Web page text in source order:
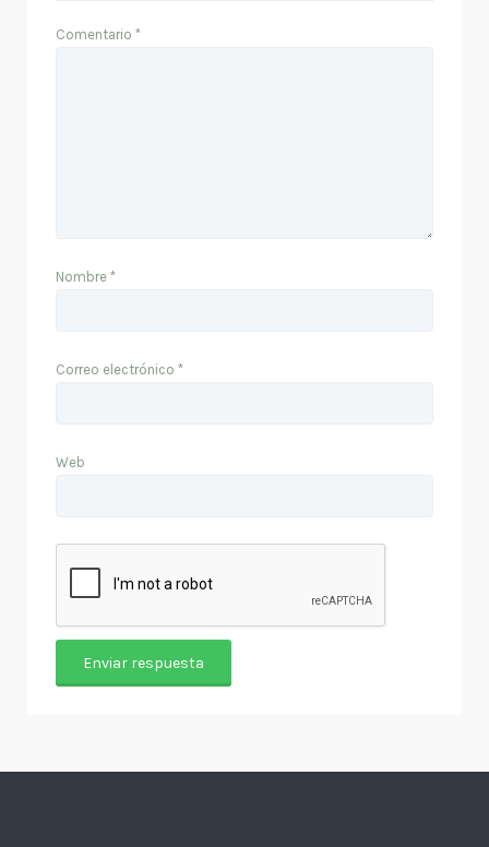
Comentario *
Nombre *
Correo electrónico *
Web